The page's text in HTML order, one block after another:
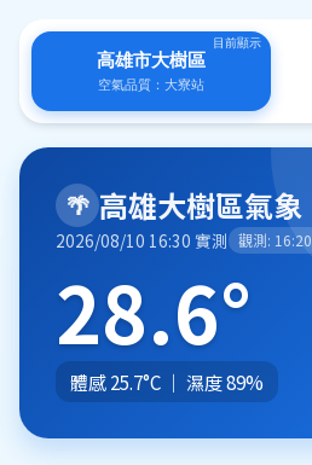
高雄市大樹區
空氣品質：大寮站
🌴 高雄大樹區氣象
2026/08/10 16:30 實測 觀測: 16:20
28.6°
體感 25.7°C ｜ 濕度 89%